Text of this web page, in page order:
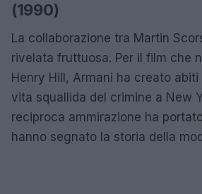
(1990)
La collaborazione tra Martin
rivelata fruttuosa. Per il film che
Henry Hill, Armani ha creato
vita squallida del crimine a New
reciproca ammirazione ha
hanno segnato la storia della